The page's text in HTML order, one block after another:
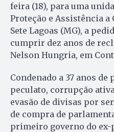
feira (18), para uma
Proteção e Assistência a
Sete Lagoas (MG), a
cumprir dez anos de
Nelson Hungria, em
Condenado a 37 anos
peculato, corrupção
evasão de divisas por
de compra de
primeiro governo do ex-